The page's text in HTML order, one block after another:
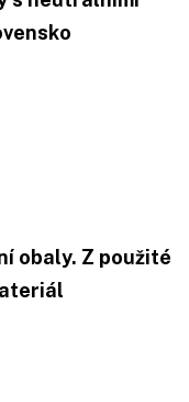
obaly. Z použité